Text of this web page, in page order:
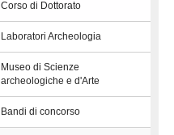
Corso di Dottorato
Laboratori Archeologia
Museo di Scienze
archeologiche e d'Arte
Bandi di concorso